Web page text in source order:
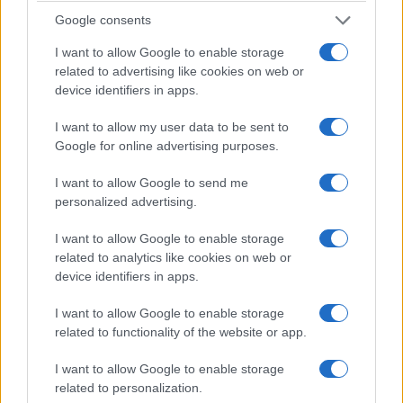
Google consents
I want to allow Google to enable storage
related to advertising like cookies on web or
device identifiers in apps.
I want to allow my user data to be sent to
Google for online advertising purposes.
I want to allow Google to send me
personalized advertising.
I want to allow Google to enable storage
related to analytics like cookies on web or
device identifiers in apps.
I want to allow Google to enable storage
related to functionality of the website or app.
I want to allow Google to enable storage
related to personalization.
7. Μ. Αλ. Λευκοπηγής 6 6 6
9. Έλατος Ελάτης 5 5 5
10. Αναγέννηση Λιβαδερού 7 8 4
11. Κένταυρος Πρωτοχωρίου 5 9 4
12. Δόξα Ροδιανής 6 14 4
14. ΑΕ Κρανιδίων 3 10 2
ΑΣ Ποντοκώμης Κεραυνός Πετρανών 1 2
ΠΑΟΚ Κοίλων Βέρμιο Καρυοχωρίου 5 2
Ηρακλής Κρυόβρυσης ΕΑΣ Ανθότοπος 5 1
Μέγας Αλέξανδρος Άρδασσας Άρης
Μαυροπηγής 2 0